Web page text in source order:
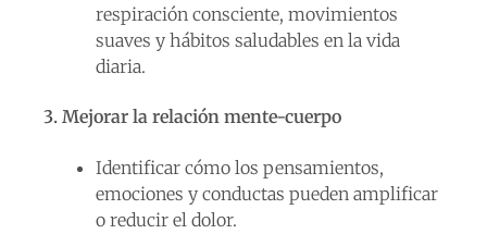
respiración consciente, movimientos
suaves y hábitos saludables en la vida
diaria.
3. Mejorar la relación mente-cuerpo
Identificar cómo los pensamientos,
emociones y conductas pueden amplificar
o reducir el dolor.